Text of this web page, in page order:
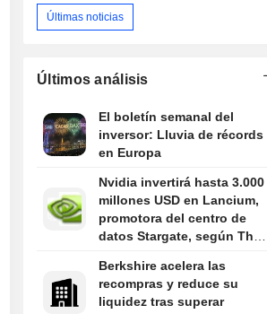
tipos
Últimas noticias
Últimos análisis
El boletín semanal del
inversor: Lluvia de récords
en Europa
Nvidia invertirá hasta 3.000
millones USD en Lancium,
promotora del centro de
datos Stargate, según The
Berkshire acelera las
recompras y reduce su
liquidez tras superar